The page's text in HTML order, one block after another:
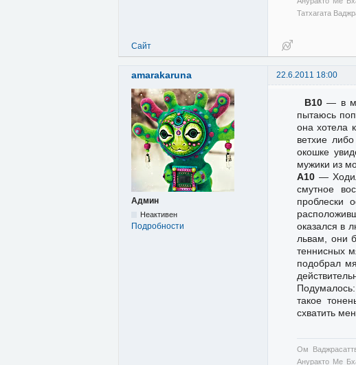
Татхагата
Сайт
amarakaruna 22.6.2011 18:00
Админ
Неактивен
Подробности
В10— в
пытаюсь
она хотела
ветхие
окошке
мужики из
А10 —
смутное
проблески
оказался в
львам, они
теннисных
подобрал
такое
схватить
Ом
Ануракто Ме